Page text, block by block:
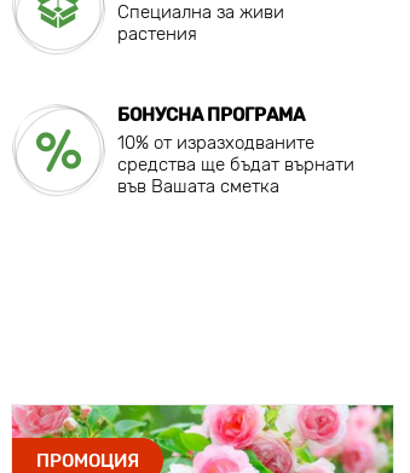
Специална за живи
растения
БОНУСНА ПРОГРАМА
10% от изразходваните
средства ще бъдат върнати
във Вашата сметка
ПРОМОЦИЯ